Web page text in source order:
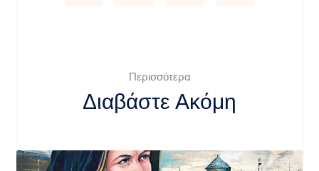
Περισσότερα
Διαβάστε Ακόμη